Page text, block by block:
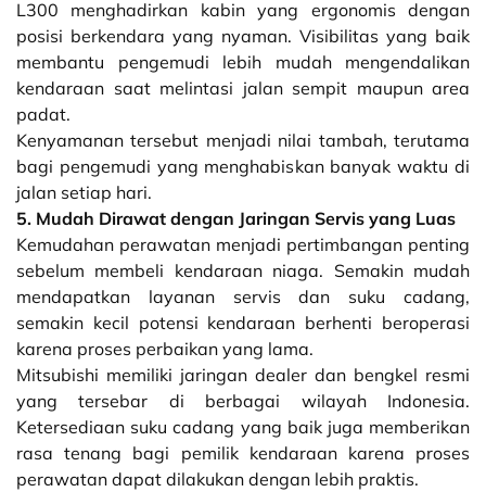
L300 menghadirkan kabin yang ergonomis dengan
posisi berkendara yang nyaman. Visibilitas yang baik
membantu pengemudi lebih mudah mengendalikan
kendaraan saat melintasi jalan sempit maupun area
padat.
Kenyamanan tersebut menjadi nilai tambah, terutama
bagi pengemudi yang menghabiskan banyak waktu di
jalan setiap hari.
5. Mudah Dirawat dengan Jaringan Servis yang Luas
Kemudahan perawatan menjadi pertimbangan penting
sebelum membeli kendaraan niaga. Semakin mudah
mendapatkan layanan servis dan suku cadang,
semakin kecil potensi kendaraan berhenti beroperasi
karena proses perbaikan yang lama.
Mitsubishi memiliki jaringan dealer dan bengkel resmi
yang tersebar di berbagai wilayah Indonesia.
Ketersediaan suku cadang yang baik juga memberikan
rasa tenang bagi pemilik kendaraan karena proses
perawatan dapat dilakukan dengan lebih praktis.